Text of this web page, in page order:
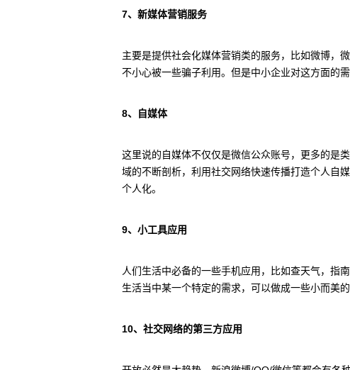
7、新媒体营销服务
主要是提供社会化媒体营销类的服务，比如微博，
不小心被一些骗子利用。但是中小企业对这方面的需
8、自媒体
这里说的自媒体不仅仅是微信公众账号，更多的是
域的不断剖析，利用社交网络快速传播打造个人自
个人化。
9、小工具应用
人们生活中必备的一些手机应用，比如查天气，指
生活当中某一个特定的需求，可以做成一些小而美的
10、社交网络的第三方应用